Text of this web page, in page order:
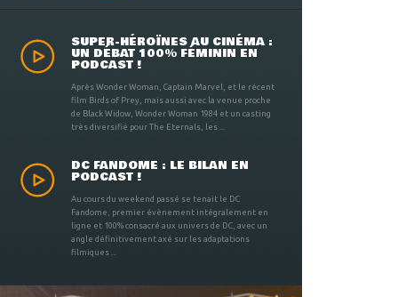
SUPER-HÉROÏNES AU CINÉMA :
UN DÉBAT 100% FÉMININ EN
PODCAST !
Après Wonder Woman, Captain Marvel, et le récent
film Birds of Prey, mais aussi avec la venue proche
de Black Widow, Wonder Woman 1984 et un casting
très diversifié pour The Eternals, les ...
DC FANDOME : LE BILAN EN
PODCAST !
Au cours du weekend passé se tenait le DC
Fandome, premier évènement intégralement en
ligne et 100% consacré aux univers de DC, avec un
angle définitivement axé sur les adaptations
filmiques ...